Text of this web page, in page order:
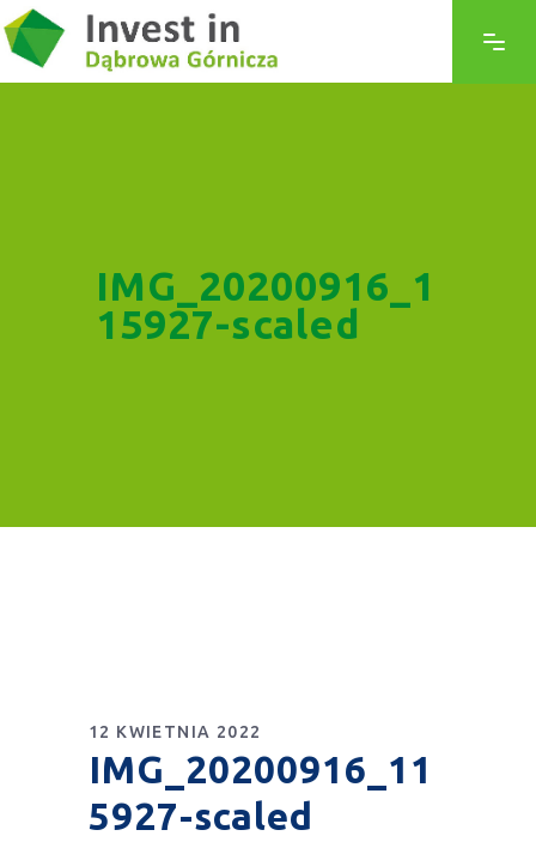
IMG_20200916_1
15927-scaled
12 KWIETNIA 2022
IMG_20200916_11
5927-scaled